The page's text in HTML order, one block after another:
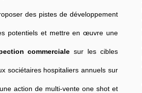
des pistes de développement
potentiels et mettre en œuvre une
commerciale sur les cibles
sociétaires hospitaliers annuels sur
action de multi-vente one shot et